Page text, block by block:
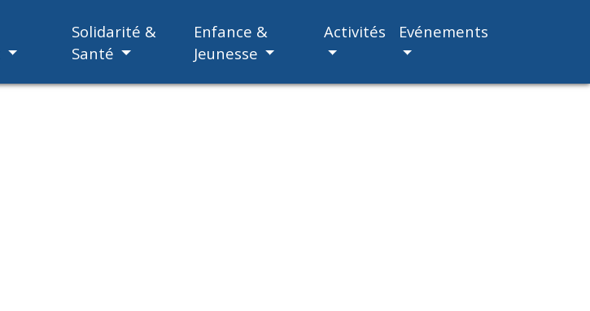
Solidarité &
Santé
Enfance &
Jeunesse
Activités Evénements